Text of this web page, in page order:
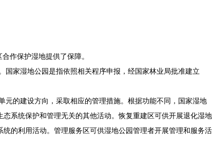
作保护湿地提供了保障。
家湿地公园是指依照相关程序申报，经国家林业局批准建立
的建设方向，采取相应的管理措施。根据功能不同，国家湿地
系统保护和管理无关的其他活动。恢复重建区可供开展退化湿地
的利用活动。管理服务区可供湿地公园管理者开展管理和服务活